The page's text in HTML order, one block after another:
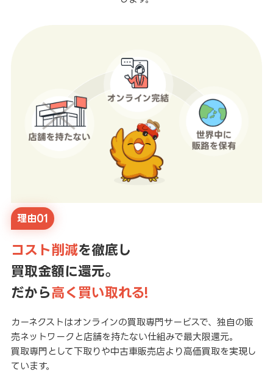
理由01
コスト削減を徹底し
買取金額に還元。
だから高く買い取れる!
カーネクストはオンラインの買取専門サービスで、独自の販
売ネットワークと店舗を持たない仕組みで最大限還元。
買取専門として下取りや中古車販売店より高価買取を実現し
ています。